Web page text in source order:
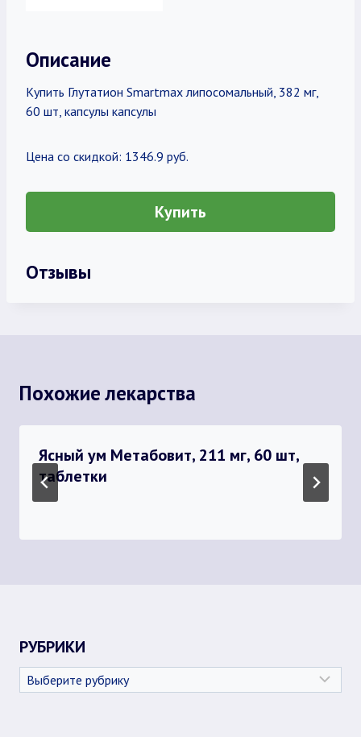
Описание
Купить Глутатион Smartmax липосомальный, 382 мг,
60 шт, капсулы капсулы
Цена со скидкой: 1346.9 руб.
Купить
Отзывы
Похожие лекарства
Ясный ум Метабовит, 211 мг, 60 шт,
таблетки
РУБРИКИ
Рубрики